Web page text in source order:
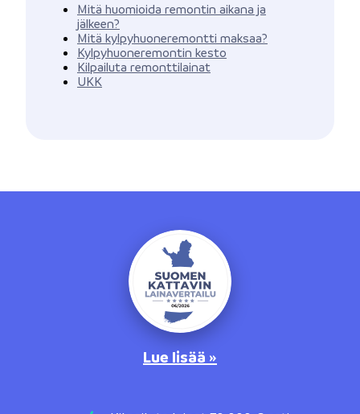
Mitä huomioida remontin aikana ja
jälkeen?
Mitä kylpyhuoneremontti maksaa?
Kylpyhuoneremontin kesto
Kilpailuta remonttilainat
UKK
Lue lisää »